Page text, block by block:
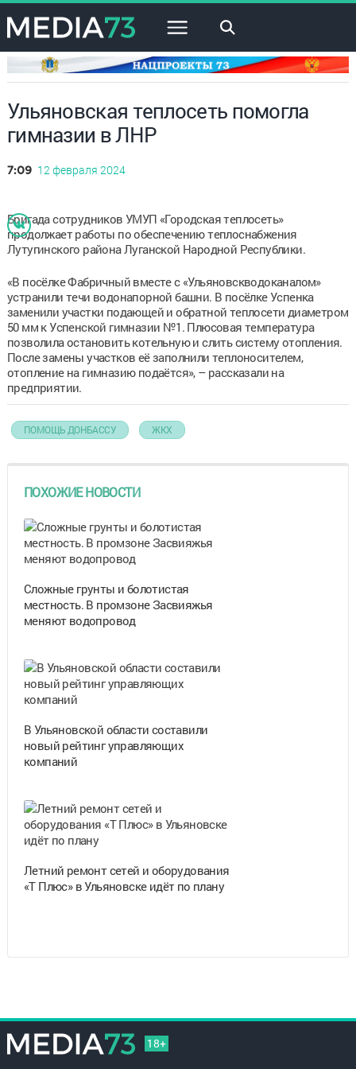
×
Ульяновская теплосеть помогла
гимназии в ЛНР
7:09 12 февраля 2024
Бригада сотрудников УМУП «Городская теплосеть»
продолжает работы по обеспечению теплоснабжения
Лутугинского района Луганской Народной Республики.
«В посёлке Фабричный вместе с «Ульяновскводоканалом»
устранили течи водонапорной башни. В посёлке Успенка
заменили участки подающей и обратной теплосети диаметром
50 мм к Успенской гимназии №1. Плюсовая температура
позволила остановить котельную и слить систему отопления.
После замены участков её заполнили теплоносителем,
отопление на гимназию подаётся», – рассказали на
предприятии.
ПОМОЩЬ ДОНБАССУ ЖКХ
ПОХОЖИЕ НОВОСТИ
Сложные грунты и болотистая
местность. В промзоне Засвияжья
меняют водопровод
В Ульяновской области составили
новый рейтинг управляющих
компаний
Летний ремонт сетей и оборудования
«Т Плюс» в Ульяновске идёт по плану
18+